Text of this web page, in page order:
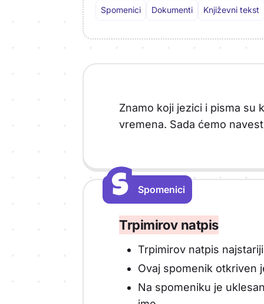
Spomenici Dokumenti Književni tekst
Znamo koji jezici i pisma su
vremena. Sada ćemo
S
S
Spomenici
Trpimirov natpis
Trpimirov natpis
Ovaj spomenik otkriven
Na spomeniku je